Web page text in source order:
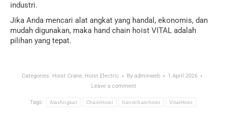
industri.
Jika Anda mencari alat angkat yang handal, ekonomis, dan
mudah digunakan, maka hand chain hoist VITAL adalah
pilihan yang tepat.
Categories: Hoist Crane, Hoist Electric By adminweb
1 April 2026
Leave a comment
Tags: AlatAngkat ChainHoist handchainhoist VitalHoist